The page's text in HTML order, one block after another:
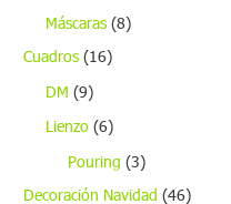
Máscaras (8)
Cuadros (16)
DM (9)
Lienzo (6)
Pouring (3)
Decoración Navidad (46)